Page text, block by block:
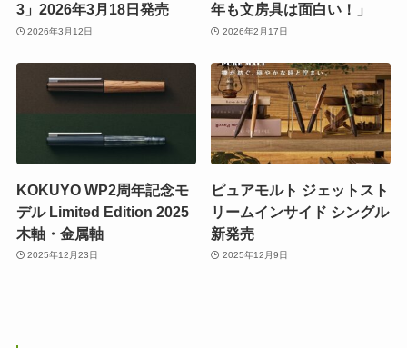
3」2026年3月18日発売
2026年3月12日
年も文房具は面白い！」
2026年2月17日
KOKUYO WP2周年記念モ
デル Limited Edition 2025
木軸・金属軸
2025年12月23日
ピュアモルト ジェットスト
リームインサイド シングル
新発売
2025年12月9日